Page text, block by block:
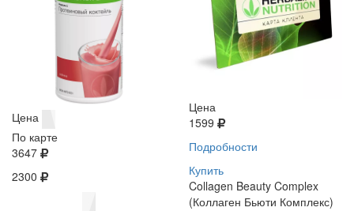
Цена
По карте
3647
2300
Цена
1599
Подробности
Купить
Collagen Beauty Complex
(Коллаген Бьюти Комплекс)